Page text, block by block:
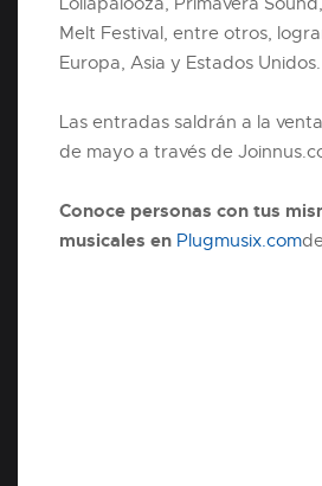
Melt Festival, entre otros,
Europa, Asia y Estados Unidos.
Las entradas saldrán a la
de mayo a través de
Conoce personas con tus
musicales en Plugmusix.com